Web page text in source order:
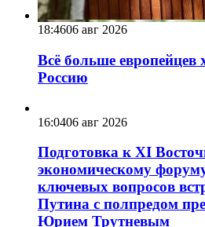
18:4606 авг 2026
Всё больше европейцев
Россию
16:0406 авг 2026
Подготовка к XI
экономическому
ключевых вопросов
Путина с полпредом
Юрием Трутневым